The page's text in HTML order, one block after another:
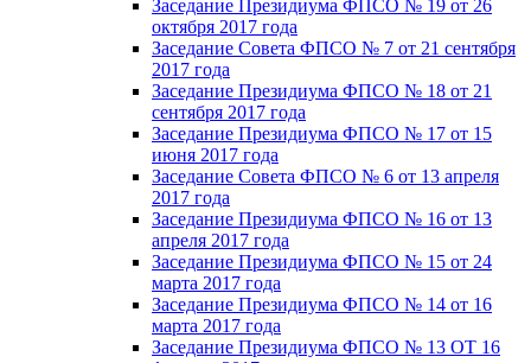
Заседание Президиума ФПСО № 19 от 26
октября 2017 года
Заседание Совета ФПСО № 7 от 21 сентября
2017 года
Заседание Президиума ФПСО № 18 от 21
сентября 2017 года
Заседание Президиума ФПСО № 17 от 15
июня 2017 года
Заседание Совета ФПСО № 6 от 13 апреля
2017 года
Заседание Президиума ФПСО № 16 от 13
апреля 2017 года
Заседание Президиума ФПСО № 15 от 24
марта 2017 года
Заседание Президиума ФПСО № 14 от 16
марта 2017 года
Заседание Президиума ФПСО № 13 ОТ 16